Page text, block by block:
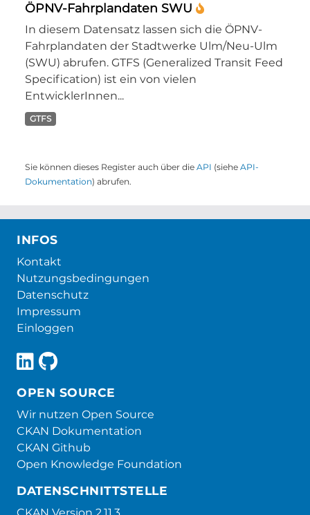
ÖPNV-Fahrplandaten SWU
In diesem Datensatz lassen sich die ÖPNV-
Fahrplandaten der Stadtwerke Ulm/Neu-Ulm
(SWU) abrufen. GTFS (Generalized Transit Feed
Specification) ist ein von vielen
EntwicklerInnen...
GTFS
Sie können dieses Register auch über die API (siehe API-
Dokumentation) abrufen.
INFOS
Kontakt
Nutzungsbedingungen
Datenschutz
Impressum
Einloggen
OPEN SOURCE
Wir nutzen Open Source
CKAN Dokumentation
CKAN Github
Open Knowledge Foundation
DATENSCHNITTSTELLE